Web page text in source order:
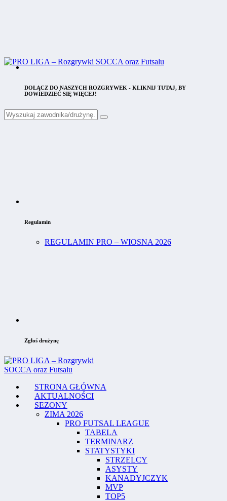
DOŁĄCZ DO NASZYCH ROZGRYWEK - KLIKNIJ TUTAJ, BY
DOWIEDZIEĆ SIĘ WIĘCEJ!
Regulamin
REGULAMIN PRO – WIOSNA 2026
Zgłoś drużynę
STRONA GŁÓWNA
AKTUALNOŚCI
SEZONY
ZIMA 2026
PRO FUTSAL LEAGUE
TABELA
TERMINARZ
STATYSTYKI
STRZELCY
ASYSTY
KANADYJCZYK
MVP
TOP5